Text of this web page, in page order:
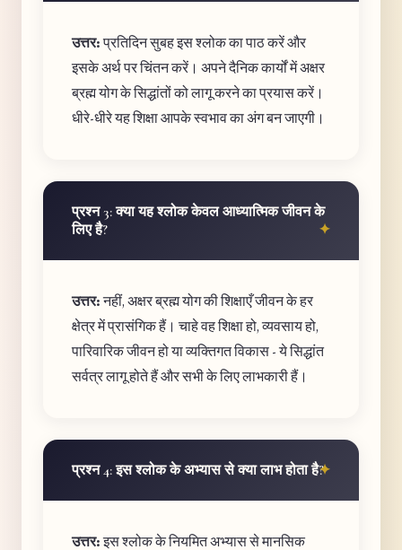
उत्तर:प्रतिदिन सुबह इस श्लोक का पाठ करें और
इसके अर्थ पर चिंतन करें। अपने दैनिक कार्यों में अक्षर
ब्रह्म योग के सिद्धांतों को लागू करने का प्रयास करें।
धीरे-धीरे यह शिक्षा आपके स्वभाव का अंग बन जाएगी।
प्रश्न 3: क्या यह श्लोक केवल आध्यात्मिक जीवन के
लिए है?
उत्तर:नहीं, अक्षर ब्रह्म योग की शिक्षाएँ जीवन के हर
क्षेत्र में प्रासंगिक हैं। चाहे वह शिक्षा हो, व्यवसाय हो,
पारिवारिक जीवन हो या व्यक्तिगत विकास - ये सिद्धांत
सर्वत्र लागू होते हैं और सभी के लिए लाभकारी हैं।
प्रश्न 4: इस श्लोक के अभ्यास से क्या लाभ होता है?
उत्तर:इस श्लोक के नियमित अभ्यास से मानसिक